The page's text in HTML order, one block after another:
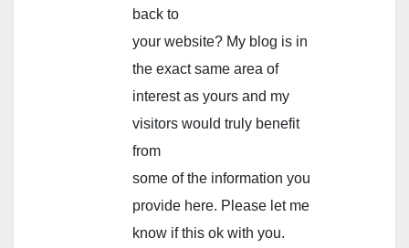
back to
your website? My blog is in
the exact same area of
interest as yours and my
visitors would truly benefit
from
some of the information you
provide here. Please let me
know if this ok with you.